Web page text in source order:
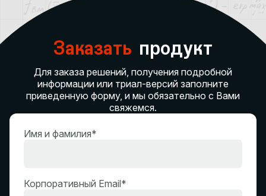
Заказать продукт
Для заказа решений, получения подробной
информации или триал-версий заполните
приведенную форму, и мы обязательно с Вами
свяжемся.
Имя и фамилия*
Корпоративный Email*